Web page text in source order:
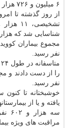
۶ میلیون و ۷۲۶ هزار و ۸۰۱ دُز رسید.
شناسایی شد که هزار و ۴۱۸ نفر از آنها بستری
نفر رسید.
نفر رسید.
یافته و یا از
مراقبت های ویژه